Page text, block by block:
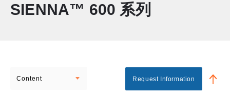
SIENNA™ 600 系列
Content Request Information